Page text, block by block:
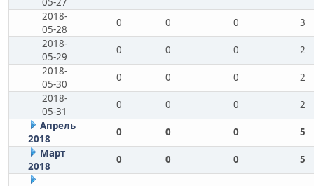
2018-
05-28
0 0 0
3
2018-
05-29
0 0 0
2
2018-
05-30
0 0 0
2
2018-
05-31
0 0 0
2
Апрель
2018
0 0 0
5
Март
2018
0 0 0 5